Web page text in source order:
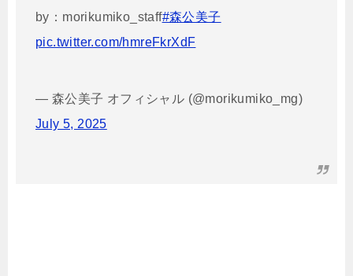
by：morikumiko_staff#森公美子
pic.twitter.com/hmreFkrXdF
— 森公美子 オフィシャル (@morikumiko_mg)
July 5, 2025